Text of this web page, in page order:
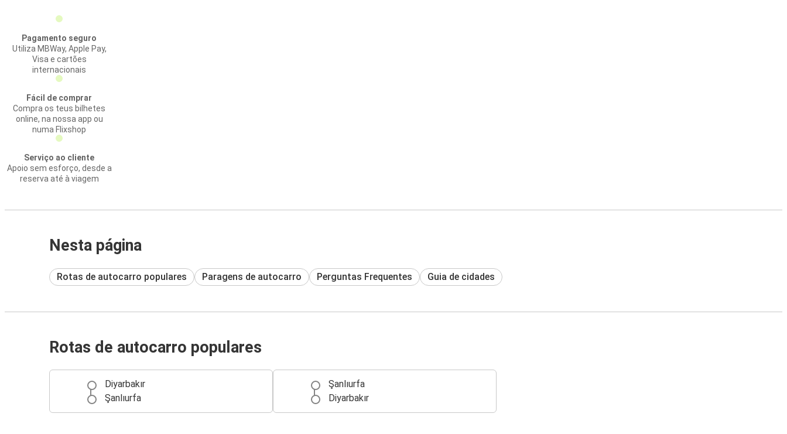
Pagamento seguro
Utiliza MBWay, Apple Pay,
Visa e cartões
internacionais
Fácil de comprar
Compra os teus bilhetes
online, na nossa app ou
numa Flixshop
Serviço ao cliente
Apoio sem esforço, desde a
reserva até à viagem
Nesta página
Rotas de autocarro populares Paragens de autocarro Perguntas Frequentes Guia de cidades
Rotas de autocarro populares
Diyarbakır
Şanlıurfa
Şanlıurfa
Diyarbakır